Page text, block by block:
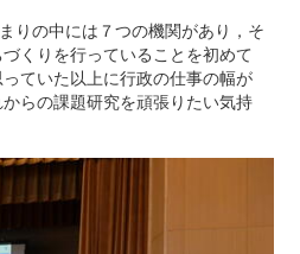
りの中には７つの機関があり，そ
くりを行っていることを初めて
ていた以上に行政の仕事の幅が
らの課題研究を頑張りたい気持